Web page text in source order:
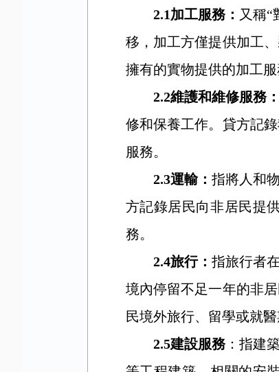
2.1加工服務： 又稱“
移，加工方僅提供加工
擁有的實物提供的加工
2.2維護和維修服務：
修和保養工作。貸方記
服務。
2.3運輸： 指將人和
方記錄居民向非居民提
務。
2.4旅行： 指旅行者
境內停留不足一年的非
民境外旅行、留學或就
2.5建設服務：指建